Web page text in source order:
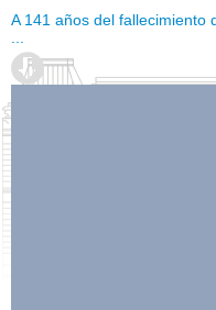
A 141 años del fallecimiento